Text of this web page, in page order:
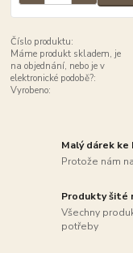
Číslo produktu:
Máme produkt skladem, je
na objednání, nebo je v
elektronické podobě?:
Vyrobeno:
Malý dárek ke
Protože nám
Produkty šité
Všechny
potřeby